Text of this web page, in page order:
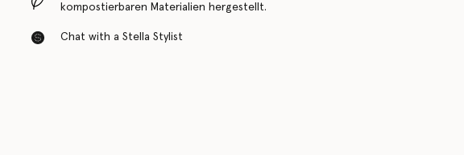
kompostierbaren Materialien hergestellt.
Chat with a Stella Stylist